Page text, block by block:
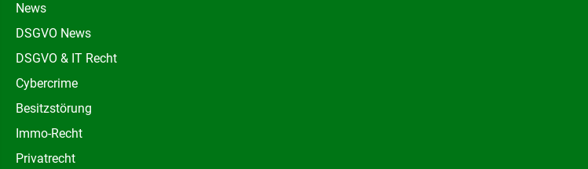
News
DSGVO News
DSGVO & IT Recht
Cybercrime
Besitzstörung
Immo-Recht
Privatrecht